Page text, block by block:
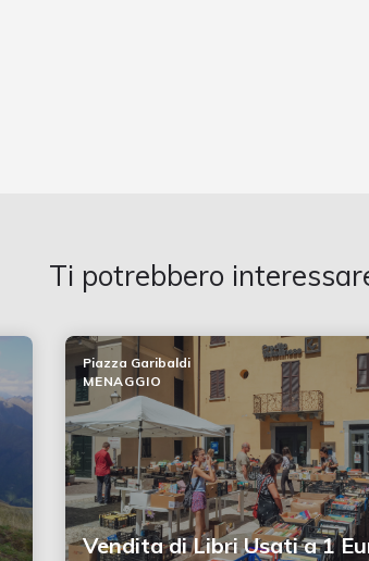
Ti potrebbero
Vendita di Libri Usati a 1
Piazza Garibaldi
MENAGGIO